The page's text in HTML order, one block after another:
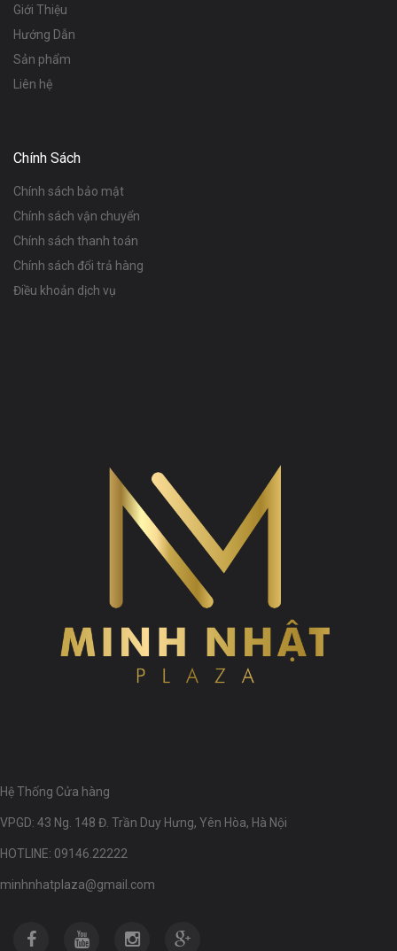
Giới Thiệu
Hướng Dẫn
Sản phẩm
Liên hệ
Chính Sách
Chính sách bảo mật
Chính sách vận chuyển
Chính sách thanh toán
Chính sách đổi trả hàng
Điều khoản dịch vụ
Hệ Thống Cửa hàng
VPGD: 43 Ng. 148 Đ. Trần Duy Hưng, Yên Hòa, Hà Nội
HOTLINE: 09146.22222
minhnhatplaza@gmail.com